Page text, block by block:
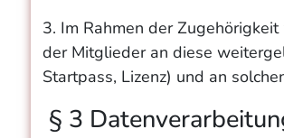
3. Im Rahmen der
der Mitglieder an diese
Startpass, Lizenz) und an
§ 3